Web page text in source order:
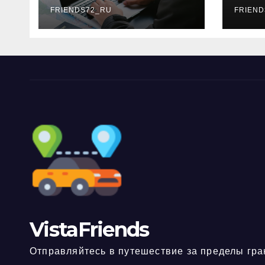
FRIENDS72_RU
VistaFriends
Отправляйтесь в путешествие за пределы